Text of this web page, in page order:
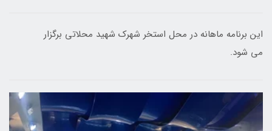
این برنامه ماهانه در محل استخر شهرک شهید محلاتی برگزار
می ‌شود.